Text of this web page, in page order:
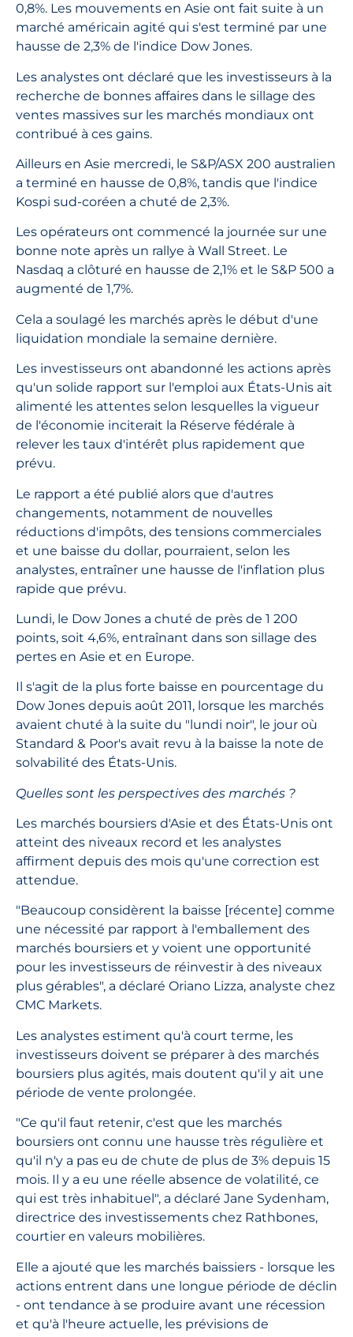
0,8%. Les mouvements en Asie ont fait suite à un
marché américain agité qui s'est terminé par une
hausse de 2,3% de l'indice Dow Jones.
Les analystes ont déclaré que les investisseurs à la
recherche de bonnes affaires dans le sillage des
ventes massives sur les marchés mondiaux ont
contribué à ces gains.
Ailleurs en Asie mercredi, le S&P/ASX 200 australien
a terminé en hausse de 0,8%, tandis que l'indice
Kospi sud-coréen a chuté de 2,3%.
Les opérateurs ont commencé la journée sur une
bonne note après un rallye à Wall Street. Le
Nasdaq a clôturé en hausse de 2,1% et le S&P 500 a
augmenté de 1,7%.
Cela a soulagé les marchés après le début d'une
liquidation mondiale la semaine dernière.
Les investisseurs ont abandonné les actions après
qu'un solide rapport sur l'emploi aux États-Unis ait
alimenté les attentes selon lesquelles la vigueur
de l'économie inciterait la Réserve fédérale à
relever les taux d'intérêt plus rapidement que
prévu.
Le rapport a été publié alors que d'autres
changements, notamment de nouvelles
réductions d'impôts, des tensions commerciales
et une baisse du dollar, pourraient, selon les
analystes, entraîner une hausse de l'inflation plus
rapide que prévu.
Lundi, le Dow Jones a chuté de près de 1 200
points, soit 4,6%, entraînant dans son sillage des
pertes en Asie et en Europe.
Il s'agit de la plus forte baisse en pourcentage du
Dow Jones depuis août 2011, lorsque les marchés
avaient chuté à la suite du "lundi noir", le jour où
Standard & Poor's avait revu à la baisse la note de
solvabilité des États-Unis.
Quelles sont les perspectives des marchés ?
Les marchés boursiers d'Asie et des États-Unis ont
atteint des niveaux record et les analystes
affirment depuis des mois qu'une correction est
attendue.
"Beaucoup considèrent la baisse [récente] comme
une nécessité par rapport à l'emballement des
marchés boursiers et y voient une opportunité
pour les investisseurs de réinvestir à des niveaux
plus gérables", a déclaré Oriano Lizza, analyste chez
CMC Markets.
Les analystes estiment qu'à court terme, les
investisseurs doivent se préparer à des marchés
boursiers plus agités, mais doutent qu'il y ait une
période de vente prolongée.
"Ce qu'il faut retenir, c'est que les marchés
boursiers ont connu une hausse très régulière et
qu'il n'y a pas eu de chute de plus de 3% depuis 15
mois. Il y a eu une réelle absence de volatilité, ce
qui est très inhabituel", a déclaré Jane Sydenham,
directrice des investissements chez Rathbones,
courtier en valeurs mobilières.
Elle a ajouté que les marchés baissiers - lorsque les
actions entrent dans une longue période de déclin
- ont tendance à se produire avant une récession
et qu'à l'heure actuelle, les prévisions de